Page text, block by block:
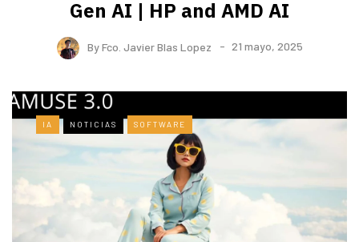
Gen AI | HP and AMD AI
ByFco. Javier Blas Lopez 21 mayo, 2025
IA NOTICIAS SOFTWARE